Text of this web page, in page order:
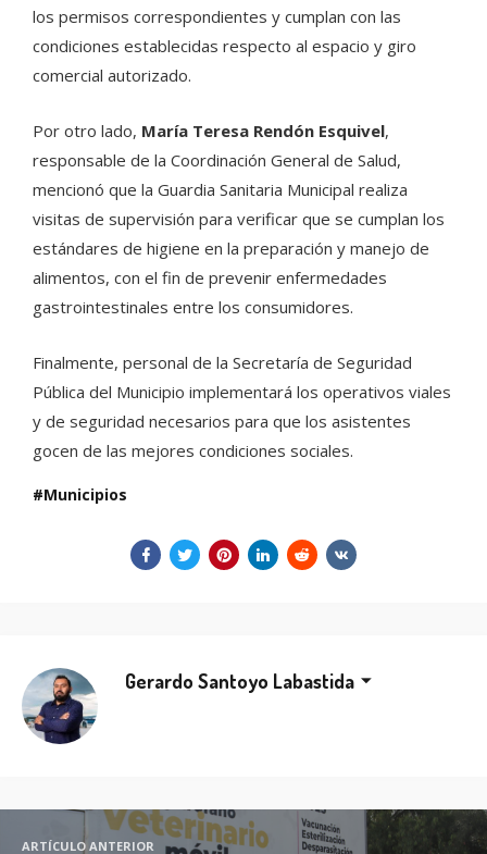
los permisos correspondientes y cumplan con las
condiciones establecidas respecto al espacio y giro
comercial autorizado.
Por otro lado, María Teresa Rendón Esquivel,
responsable de la Coordinación General de Salud,
mencionó que la Guardia Sanitaria Municipal realiza
visitas de supervisión para verificar que se cumplan los
estándares de higiene en la preparación y manejo de
alimentos, con el fin de prevenir enfermedades
gastrointestinales entre los consumidores.
Finalmente, personal de la Secretaría de Seguridad
Pública del Municipio implementará los operativos viales
y de seguridad necesarios para que los asistentes
gocen de las mejores condiciones sociales.
Municipios
Gerardo Santoyo Labastida
ARTÍCULO ANTERIOR